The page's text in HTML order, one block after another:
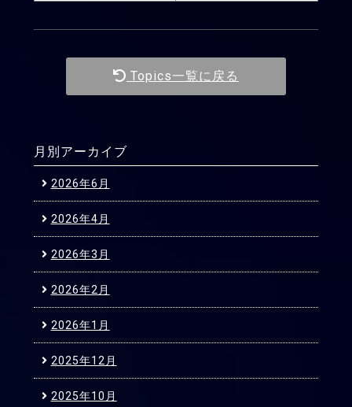
Topics一覧に戻る
月別アーカイブ
2026年6月
2026年4月
2026年3月
2026年2月
2026年1月
2025年12月
2025年10月